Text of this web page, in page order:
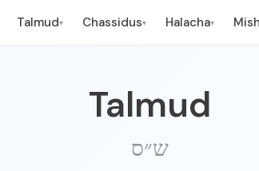
Talmud▾ Chassidus▾ Halacha▾
Talmud
ש״ס